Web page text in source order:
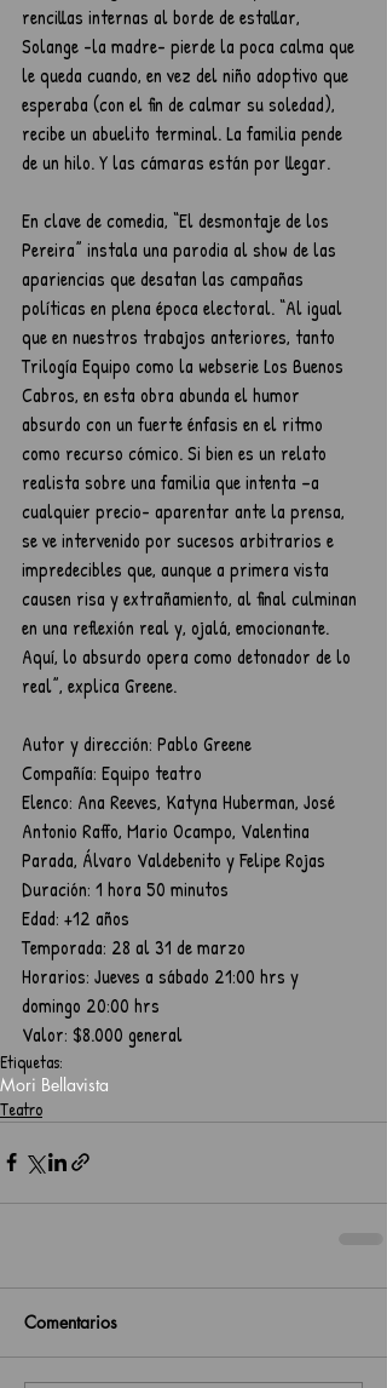
rencillas internas al borde de estallar,
Solange -la madre- pierde la poca calma que
le queda cuando, en vez del niño adoptivo que
esperaba (con el fin de calmar su soledad),
recibe un abuelito terminal. La familia pende
de un hilo. Y las cámaras están por llegar.
En clave de comedia, “El desmontaje de los
Pereira” instala una parodia al show de las
apariencias que desatan las campañas
políticas en plena época electoral. “Al igual
que en nuestros trabajos anteriores, tanto
Trilogía Equipo como la webserie Los Buenos
Cabros, en esta obra abunda el humor
absurdo con un fuerte énfasis en el ritmo
como recurso cómico. Si bien es un relato
realista sobre una familia que intenta –a
cualquier precio- aparentar ante la prensa,
se ve intervenido por sucesos arbitrarios e
impredecibles que, aunque a primera vista
causen risa y extrañamiento, al final culminan
en una reflexión real y, ojalá, emocionante.
Aquí, lo absurdo opera como detonador de lo
real”, explica Greene.
Autor y dirección: Pablo Greene
Compañía: Equipo teatro
Elenco: Ana Reeves, Katyna Huberman, José
Antonio Raffo, Mario Ocampo, Valentina
Parada, Álvaro Valdebenito y Felipe Rojas
Duración: 1 hora 50 minutos
Edad: +12 años
Temporada: 28 al 31 de marzo
Horarios: Jueves a sábado 21:00 hrs y
domingo 20:00 hrs
Valor: $8.000 general
Etiquetas:
Mori Bellavista
Teatro
Comentarios